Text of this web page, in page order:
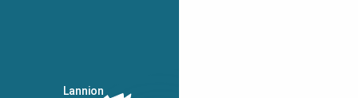
Lannion